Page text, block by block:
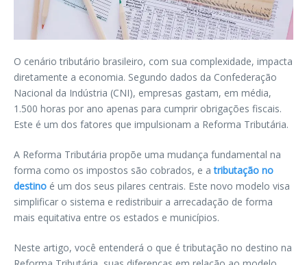
O cenário tributário brasileiro, com sua complexidade, impacta
diretamente a economia. Segundo dados da Confederação
Nacional da Indústria (CNI), empresas gastam, em média,
1.500 horas por ano apenas para cumprir obrigações fiscais.
Este é um dos fatores que impulsionam a Reforma Tributária.
A Reforma Tributária propõe uma mudança fundamental na
forma como os impostos são cobrados, e atributação no
destino é um dos seus pilares centrais. Este novo modelo visa
simplificar o sistema e redistribuir a arrecadação de forma
mais equitativa entre os estados e municípios.
Neste artigo, você entenderá o que é tributação no destino na